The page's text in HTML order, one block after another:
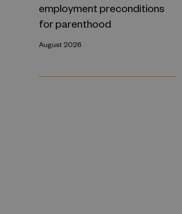
employment preconditions
for parenthood
August 2026